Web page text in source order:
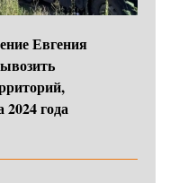
Евгения
года